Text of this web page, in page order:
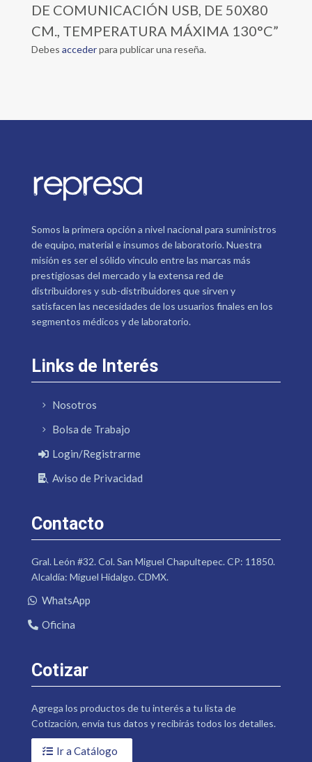
DE COMUNICACIÓN USB, DE 50X80
CM., TEMPERATURA MÁXIMA 130°C”
Debes accederpara publicar una reseña.
Somos la primera opción a nivel nacional para suministros
de equipo, material e insumos de laboratorio. Nuestra
misión es ser el sólido vínculo entre las marcas más
prestigiosas del mercado y la extensa red de
distribuidores y sub-distribuidores que sirven y
satisfacen las necesidades de los usuarios finales en los
segmentos médicos y de laboratorio.
Links de Interés
Nosotros
Bolsa de Trabajo
Login/Registrarme
Aviso de Privacidad
Contacto
Gral. León #32. Col. San Miguel Chapultepec. CP: 11850.
Alcaldía: Miguel Hidalgo. CDMX.
WhatsApp
Oficina
Cotizar
Agrega los productos de tu interés a tu lista de
Cotización, envía tus datos y recibirás todos los detalles.
Ir a Catálogo